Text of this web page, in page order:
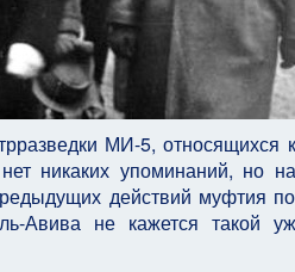
МИ-5, относящихся к
никаких упоминаний, но на
действий муфтия по
Авива не кажется такой уж